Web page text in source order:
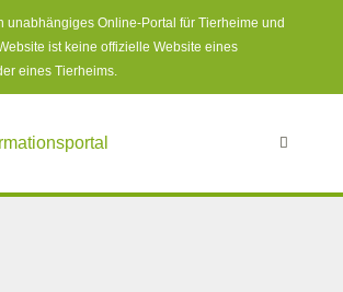
unabhängiges Online-Portal für Tierheime und
ist keine offizielle Website eines
eines Tierheims.